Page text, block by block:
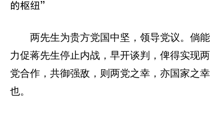
的枢纽”
两先生为贵方党国中坚，领导党议。倘能
力促蒋先生停止内战，早开谈判，俾得实现两
党合作，共御强敌，则两党之幸，亦国家之幸
也。